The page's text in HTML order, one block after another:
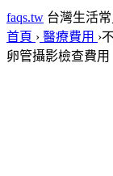
faqs.tw 台灣生活
首頁 › 醫療費用 ›
卵管攝影檢查費用